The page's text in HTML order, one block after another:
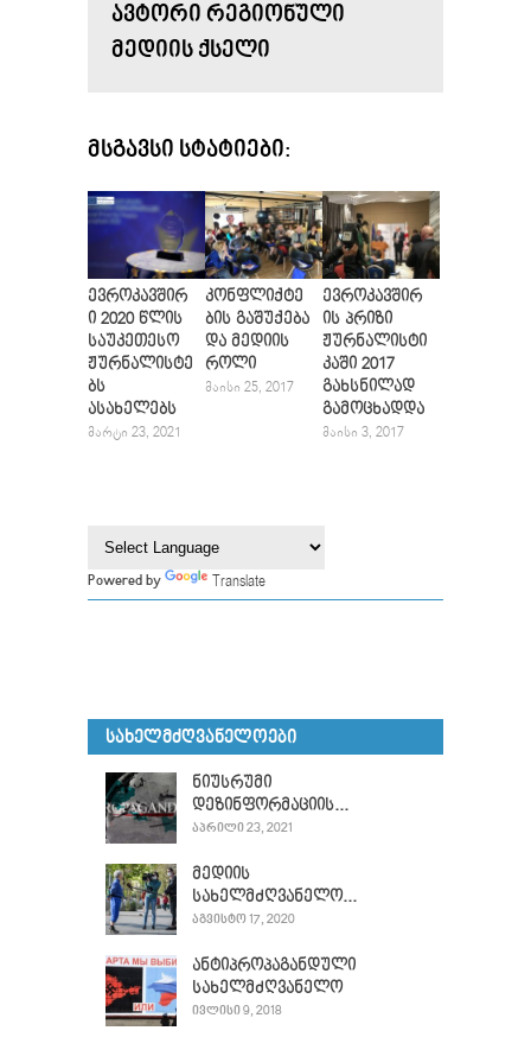
ᲐᲕᲢᲝᲠᲘ ᲠᲔᲒᲘᲝᲜᲣᲚᲘ
ᲛᲔᲓᲘᲘᲡ ᲥᲡᲔᲚᲘ
ᲛᲡᲒᲐᲕᲡᲘ ᲡᲢᲐᲢᲘᲔᲑᲘ:
ევროკავშირ
ი 2020 წლის
საუკეთესო
ჟურნალისტე
ბს
ასახელებს
ᲛᲐᲠᲢᲘ 23, 2021
კონფლიქტე
ბის გაშუქება
და მედიის
როლი
ᲛᲐᲘᲡᲘ 25, 2017
ევროკავშირ
ის პრიზი
ჟურნალისტი
კაში 2017
გახსნილად
გამოცხადდა
ᲛᲐᲘᲡᲘ 3, 2017
Powered by Translate
ᲡᲐᲮᲔᲚᲛᲫᲦᲕᲐᲜᲔᲚᲝᲔᲑᲘ
ნიუსრუმი
დეზინფორმაციის...
ᲐᲞᲠᲘᲚᲘ 23, 2021
მედიის
სახელმძღვანელო...
ᲐᲒᲕᲘᲡᲢᲝ 17, 2020
ანტიპროპაგანდული
სახელმძღვანელო
ᲘᲕᲚᲘᲡᲘ 9, 2018